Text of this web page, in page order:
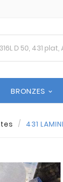
BRONZES
431